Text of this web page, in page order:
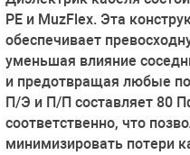
PE и MuzFlex. Эта
обеспечивает
уменьшая влияние
и предотвращая любые
П/Э и П/П составляет 80
соответственно, что
минимизировать потери